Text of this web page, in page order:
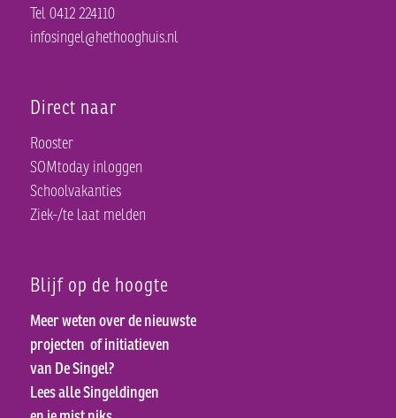
Tel 0412 224110
infosingel@hethooghuis.nl
Direct naar
Rooster
SOMtoday inloggen
Schoolvakanties
Ziek-/te laat melden
Blijf op de hoogte
Meer weten over de nieuwste
projecten of initiatieven
van De Singel?
Lees alle Singeldingen